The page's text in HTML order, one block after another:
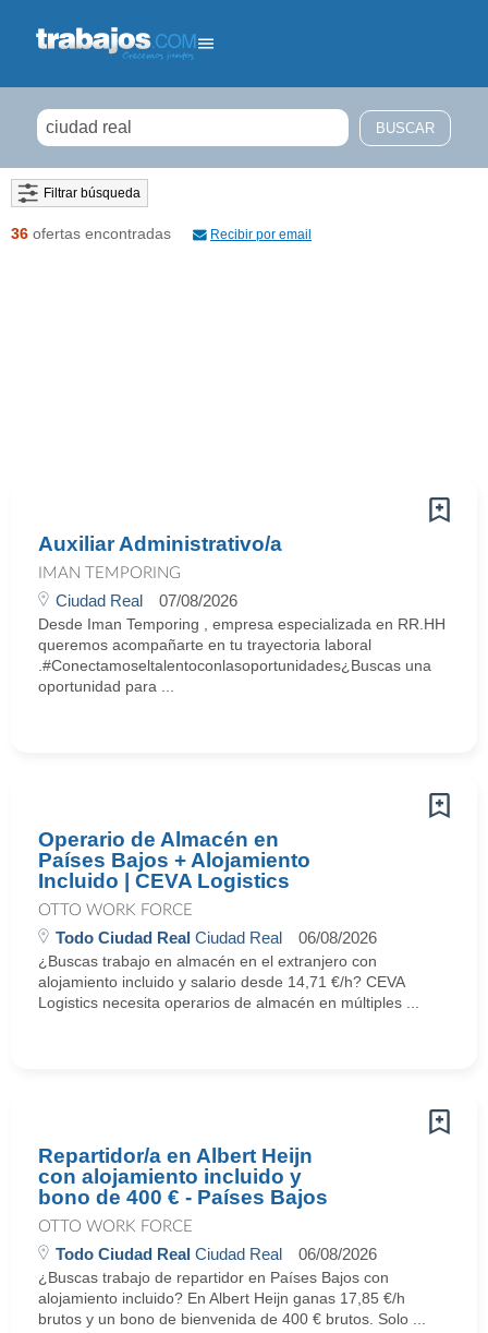
Filtrar búsqueda
36 ofertas encontradas Recibir por email
Auxiliar Administrativo/a
IMAN TEMPORING
Ciudad Real 07/08/2026
Desde Iman Temporing , empresa especializada en RR.HH
queremos acompañarte en tu trayectoria laboral
.#Conectamoseltalentoconlasoportunidades¿Buscas una
oportunidad para ...
Operario de Almacén en
Países Bajos + Alojamiento
Incluido | CEVA Logistics
OTTO WORK FORCE
Todo Ciudad Real Ciudad Real 06/08/2026
¿Buscas trabajo en almacén en el extranjero con
alojamiento incluido y salario desde 14,71 €/h? CEVA
Logistics necesita operarios de almacén en múltiples ...
Repartidor/a en Albert Heijn
con alojamiento incluido y
bono de 400 € - Países Bajos
OTTO WORK FORCE
Todo Ciudad Real Ciudad Real 06/08/2026
¿Buscas trabajo de repartidor en Países Bajos con
alojamiento incluido? En Albert Heijn ganas 17,85 €/h
brutos y un bono de bienvenida de 400 € brutos. Solo ...